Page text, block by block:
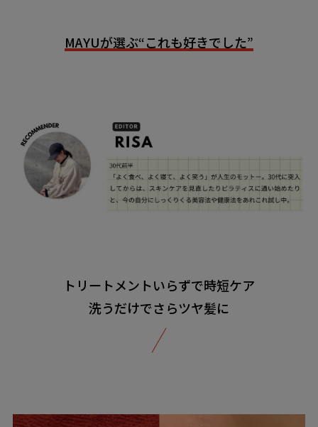
MAYUが選ぶ“これも好きでした”
トリートメントいらずで時短ケア
洗うだけでさらツヤ髪に